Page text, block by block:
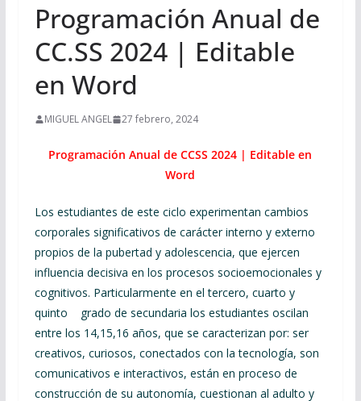
Programación Anual de
CC.SS 2024 | Editable
en Word
MIGUEL ANGEL 27 febrero, 2024
Programación Anual de CCSS 2024 | Editable en
Word
Los estudiantes de este ciclo experimentan cambios
corporales significativos de carácter interno y externo
propios de la pubertad y adolescencia, que ejercen
influencia decisiva en los procesos socioemocionales y
cognitivos. Particularmente en el tercero, cuarto y
quinto grado de secundaria los estudiantes oscilan
entre los 14,15,16 años, que se caracterizan por: ser
creativos, curiosos, conectados con la tecnología, son
comunicativos e interactivos, están en proceso de
construcción de su autonomía, cuestionan al adulto y